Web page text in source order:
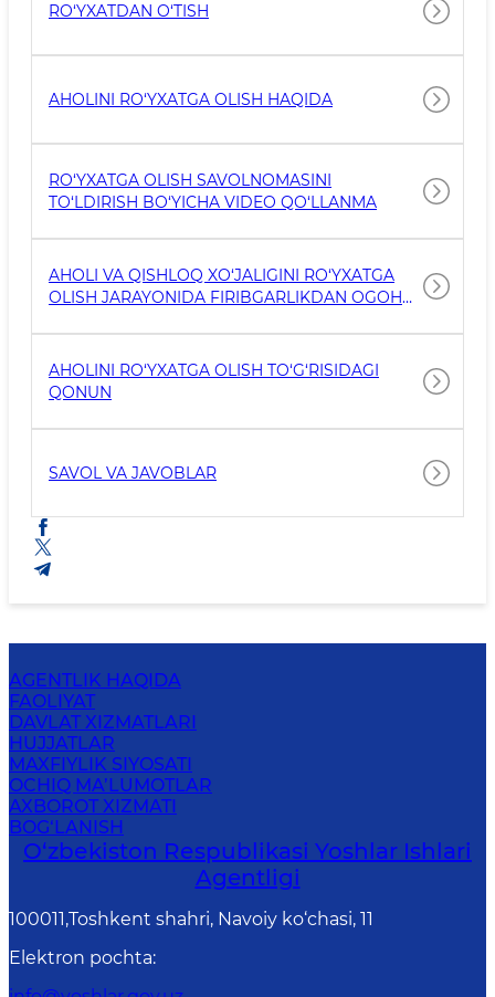
RO‘YXATDAN O‘TISH
AHOLINI RO‘YXATGA OLISH HAQIDA
RO‘YXATGA OLISH SAVOLNOMASINI
TO‘LDIRISH BO‘YICHA VIDEO QO‘LLANMA
AHOLI VA QISHLOQ XO‘JALIGINI RO‘YXATGA
OLISH JARAYONIDA FIRIBGARLIKDAN OGOH
AHOLINI RO‘YXATGA OLISH TO‘G‘RISIDAGI
QONUN
SAVOL VA JAVOBLAR
AGENTLIK HAQIDA
FAOLIYAT
DAVLAT XIZMATLARI
HUJJATLAR
MAXFIYLIK SIYOSATI
OCHIQ MA’LUMOTLAR
AXBOROT XIZMATI
BOG‘LANISH
O‘zbеkistоn Rеspublikаsi Yoshlar Ishlari
Agentligi
100011,Toshkent shahri, Navoiy ko‘chasi, 11
Elektron pochta: